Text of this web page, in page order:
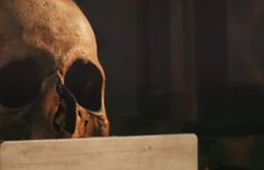
Kőzettan és geokémia
Florisztika és taxonómia
Molekuláris Taxonómiai Laboratórium
Nemzetközi együttműködések
Balkán kutatás